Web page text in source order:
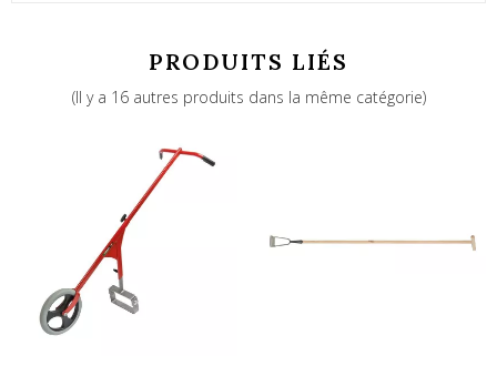
PRODUITS LIÉS
(Il y a 16 autres produits dans la même catégorie)